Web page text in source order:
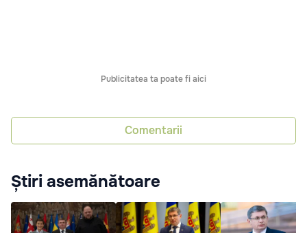
Publicitatea ta poate fi aici
Comentarii
Știri asemănătoare